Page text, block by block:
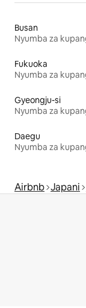
Busan
Fukuoka
Gyeongju-si
Daegu
Airbnb Japani